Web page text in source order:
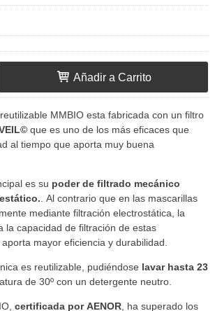
Añadir a Carrito
MMBIO esta fabricada con un filtro
que es uno de los más eficaces que
al tiempo que aporta muy buena
es su poder de filtrado mecánico
. Al contrario que en las mascarillas
mediante filtración electrostática, la
la capacidad de filtración de estas
mayor eficiencia y durabilidad.
es reutilizable, pudiéndose lavar hasta 23
de 30º con un detergente neutro.
certificada por AENOR , ha superado los